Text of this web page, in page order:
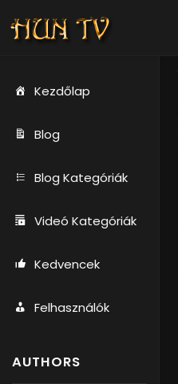
Kezdőlap
Blog
Blog Kategóriák
Videó Kategóriák
Kedvencek
Felhasználók
AUTHORS